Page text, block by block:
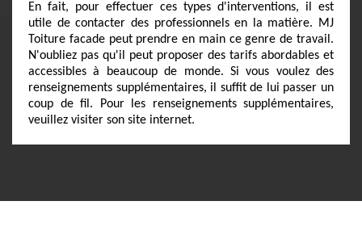
En fait, pour effectuer ces types d'interventions, il est
utile de contacter des professionnels en la matière. MJ
Toiture facade peut prendre en main ce genre de travail.
N'oubliez pas qu'il peut proposer des tarifs abordables et
accessibles à beaucoup de monde. Si vous voulez des
renseignements supplémentaires, il suffit de lui passer un
coup de fil. Pour les renseignements supplémentaires,
veuillez visiter son site internet.